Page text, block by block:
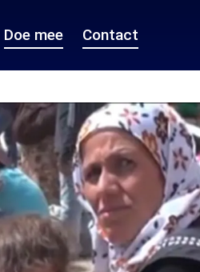
Doe mee Contact